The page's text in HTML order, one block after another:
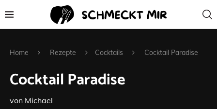
Home Rezepte Cocktails Cocktail Paradise
Cocktail Paradise
von Michael